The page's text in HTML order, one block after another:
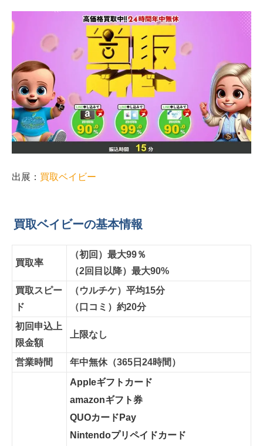
出展： 買取ベイビー
買取ベイビーの基本情報
買取率
（初回）最大99％
（2回目以降）最大90%
買取スピー
ド
（ウルチケ）平均15分
（口コミ）約20分
初回申込上
限金額
上限なし
営業時間
年中無休（365日24時間）
Appleギフトカード
amazonギフト券
QUOカードPay
Nintendoプリペイドカード